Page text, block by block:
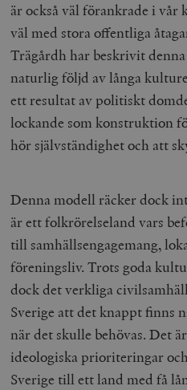
är också väl förankrade i vår
väl med stora offentliga
Trägårdh har beskrivit
naturlig följd av långa
ett resultat av politiskt
lockande som konstruktion
hör självständighet och att
Denna modell räcker dock
är ett folkrörelseland vars
till samhällsengagemang,
föreningsliv. Trots goda
dock det verkliga
Sverige att det knappt finns
när det skulle behövas. Det
ideologiska prioriteringar
Sverige till ett land med få